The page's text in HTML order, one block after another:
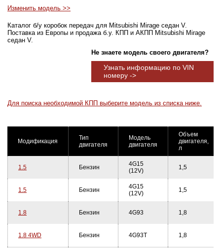
Изменить модель >>
Каталог б/у коробок передач для Mitsubishi Mirage седан V.
Поставка из Европы и продажа б.у. КПП и АКПП Mitsubishi Mirage
седан V.
Не знаете модель своего двигателя?
Узнать информацию по VIN
номеру ->
Для поиска необходимой КПП выберите модель из списка ниже.
Модификация
Тип
двигателя
Модель
двигателя
Объем
двигателя,
л
1.5 Бензин
4G15
(12V)
1,5
1.5 Бензин
4G15
(12V)
1,5
1.8 Бензин 4G93 1,8
1.8 4WD Бензин 4G93T 1,8